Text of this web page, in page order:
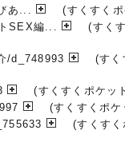
あ...
(すくすく
SEX編...
(すく
/d_748993
(すく
(すくすくポケッ
(すくすくポ
(すくす